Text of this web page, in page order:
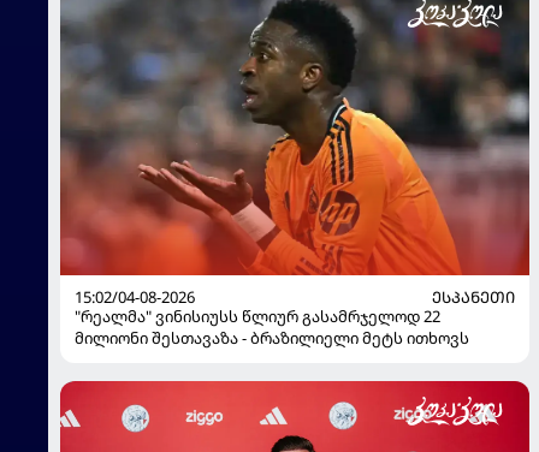
15:02/04-08-2026
ᲔᲡᲞᲐᲜᲔᲗᲘ
"რეალმა" ვინისიუსს წლიურ გასამრჯელოდ 22
მილიონი შესთავაზა - ბრაზილიელი მეტს ითხოვს